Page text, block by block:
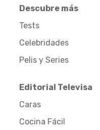
Descubre más
Tests
Celebridades
Pelis y Series
Editorial Televisa
Caras
Cocina Fácil